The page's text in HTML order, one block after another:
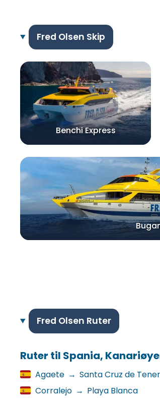
Fred Olsen Skip
Benchi Express
Fred Olsen Ruter
Ruter til Spania,
Agaete → Santa Cruz de
Corralejo → Playa Blanca